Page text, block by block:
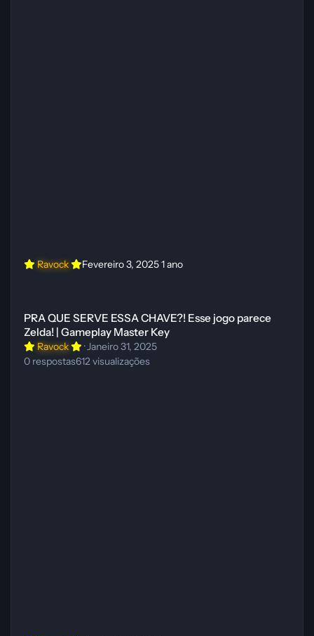
Ravock Fevereiro 3, 20251 ano
PRA QUE SERVE ESSA CHAVE?! Esse jogo parece
Zelda! | Gameplay Master Key
Ravock ·Janeiro 31, 2025
0 respostas612visualizações